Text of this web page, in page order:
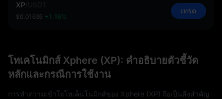
XP
$0.01636 +1.16%
เทรด
โทเคโนมิกส์ Xphere (XP): คำอธิบายตัวชี้วัด
หลักและกรณีการใช้งาน
การทำความเข้าใจโทเค็นโนมิกส์ของ Xphere (XP) ถือเป็นสิ่งสำคัญ